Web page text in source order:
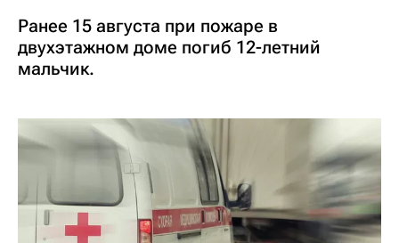
Ранее 15 августа при пожаре в
двухэтажном доме погиб 12-летний
мальчик.